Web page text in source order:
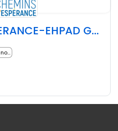
CHEMINS D'ESPERANCE-EHPAD GRENELLE
Ets' privés / non lucratifs